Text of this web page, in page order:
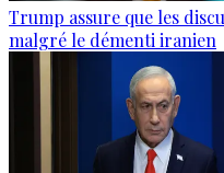
Trump assure que les
malgré le démenti iranien